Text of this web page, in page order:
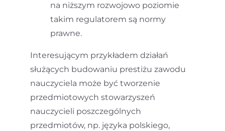
na niższym rozwojowo poziomie
takim regulatorem są normy
prawne.
Interesującym przykładem działań
służących budowaniu prestiżu zawodu
nauczyciela może być tworzenie
przedmiotowych stowarzyszeń
nauczycieli poszczególnych
przedmiotów, np. języka polskiego,